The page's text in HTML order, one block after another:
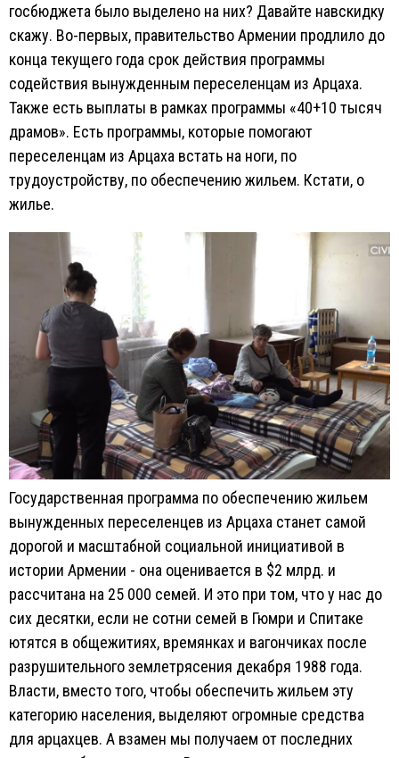
госбюджета было выделено на них? Давайте навскидку
скажу. Во-первых, правительство Армении продлило до
конца текущего года срок действия программы
содействия вынужденным переселенцам из Арцаха.
Также есть выплаты в рамках программы «40+10 тысяч
драмов». Есть программы, которые помогают
переселенцам из Арцаха встать на ноги, по
трудоустройству, по обеспечению жильем. Кстати, о
жилье.
Государственная программа по обеспечению жильем
вынужденных переселенцев из Арцаха станет самой
дорогой и масштабной социальной инициативой в
истории Армении - она оценивается в $2 млрд. и
рассчитана на 25 000 семей. И это при том, что у нас до
сих десятки, если не сотни семей в Гюмри и Спитаке
ютятся в общежитиях, времянках и вагончиках после
разрушительного землетрясения декабря 1988 года.
Власти, вместо того, чтобы обеспечить жильем эту
категорию населения, выделяют огромные средства
для арцахцев. А взамен мы получаем от последних